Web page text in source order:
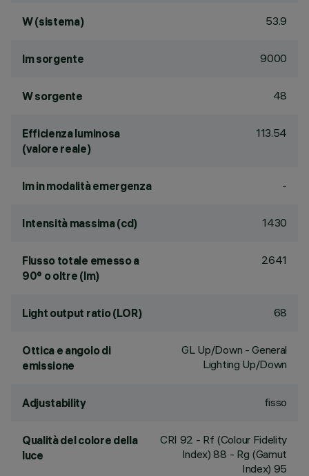
W (sistema) 53.9
lm sorgente 9000
W sorgente 48
Efficienza luminosa
(valore reale)
113.54
lm in modalità emergenza -
Intensità massima (cd) 1430
Flusso totale emesso a
90° o oltre (lm)
2641
Light output ratio (LOR) 68
Ottica e angolo di
emissione
GL Up/Down - General
Lighting Up/Down
Adjustability fisso
Qualità del colore della
luce
CRI 92 - Rf (Colour Fidelity
Index) 88 - Rg (Gamut
Index) 95